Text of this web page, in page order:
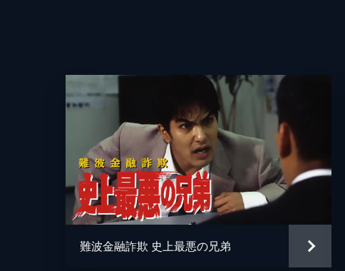
難波金融詐欺 史上最悪の兄弟